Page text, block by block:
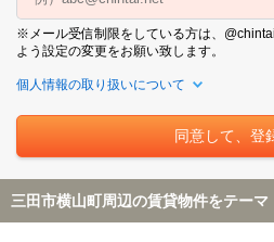
※メール受信制限をしている方は、
よう設定の変更をお願い致します。
個人情報の取り扱いについて
三田市横山町周辺の賃貸物件をテー